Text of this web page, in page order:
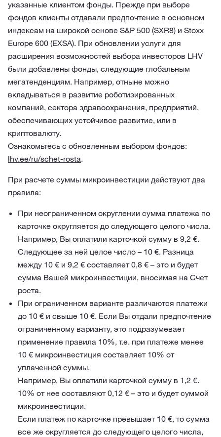
указанные клиентом фонды. Прежде при выборе
фондов клиенты отдавали предпочтение в основном
индексам на широкой основе S&P 500 (SXR8) и Stoxx
Europe 600 (EXSA). При обновлении услуги для
расширения возможностей выбора инвесторов LHV
были добавлены фонды, следующие глобальным
мегатенденциям. Например, отныне можно
вкладываться в развитие роботизированных
компаний, сектора здравоохранения, предприятий,
обеспечивающих устойчивое развитие, или в
криптовалюту.
Ознакомьтесь с обновленным выбором фондов:
lhv.ee/ru/schet-rosta.
При расчете суммы микроинвестиции действуют два
правила:
При неограниченном округлении сумма платежа по
карточке округляется до следующего целого числа.
Например, Вы оплатили карточкой сумму в 9,2 €.
Следующее за ней целое число – 10 €. Разница
между 10 € и 9,2 € составляет 0,8 € – это и будет
сумма Вашей микроинвестиции, вносимая на Счет
роста.
При ограниченном варианте различаются платежи
до 10 € и свыше 10 €. Если Вы отдали предпочтение
ограниченному варианту, это подразумевает
применение правила 10%, т.е. при платеже менее
10 € микроинвестиция составляет 10% от
уплаченной суммы.
Например, Вы оплатили карточкой сумму в 1,2 €.
10% от нее составляют 0,12 € – это и будет суммой
микроинвестиции.
Если платеж по карточке превышает 10 €, то сумма
все же округляется до следующего целого числа,